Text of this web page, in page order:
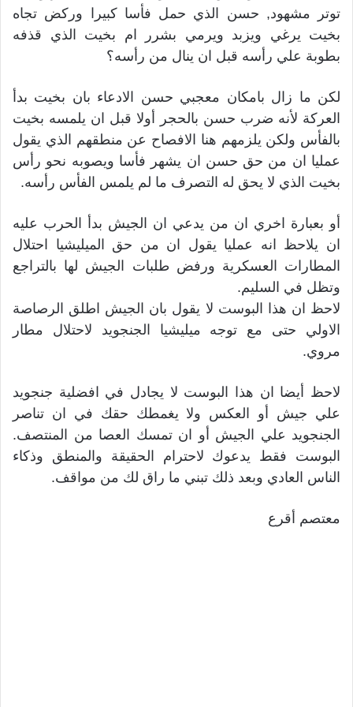
توتر مشهود, حسن الذي حمل فأسا كبيرا وركض تجاه
بخيت يرغي ويزبد ويرمي بشرر ام بخيت الذي قذفه
بطوبة علي رأسه قبل ان ينال من رأسه؟
لكن ما زال بامكان معجبي حسن الادعاء بان بخيت بدأ
العركة لأنه ضرب حسن بالحجر أولا قبل ان يلمسه بخيت
بالفأس ولكن يلزمهم هنا الافصاح عن منطقهم الذي يقول
عمليا ان من حق حسن ان يشهر فأسا ويصوبه نحو رأس
بخيت الذي لا يحق له التصرف ما لم يلمس الفأس رأسه.
أو بعبارة اخري ان من يدعي ان الجيش بدأ الحرب عليه
ان يلاحظ انه عمليا يقول ان من حق الميليشيا احتلال
المطارات العسكرية ورفض طلبات الجيش لها بالتراجع
وتظل في السليم.
لاحظ ان هذا البوست لا يقول بان الجيش اطلق الرصاصة
الاولي حتى مع توجه ميليشيا الجنجويد لاحتلال مطار
مروي.
لاحظ أيضا ان هذا البوست لا يجادل في افضلية جنجويد
علي جيش أو العكس ولا يغمطك حقك في ان تناصر
الجنجويد علي الجيش أو ان تمسك العصا من المنتصف.
البوست فقط يدعوك لاحترام الحقيقة والمنطق وذكاء
الناس العادي وبعد ذلك تبني ما راق لك من مواقف.
معتصم أقرع